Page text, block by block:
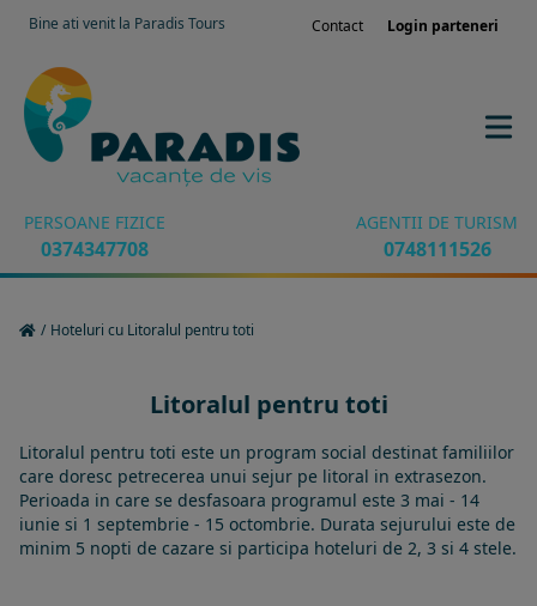
Bine ati venit la Paradis Tours Contact Login parteneri
PERSOANE FIZICE
0374347708
AGENTII DE TURISM
0748111526
/ Hoteluri cu Litoralul pentru toti
Litoralul pentru toti
Litoralul pentru toti este un program social destinat familiilor
care doresc petrecerea unui sejur pe litoral in extrasezon.
Perioada in care se desfasoara programul este 3 mai - 14
iunie si 1 septembrie - 15 octombrie. Durata sejurului este de
minim 5 nopti de cazare si participa hoteluri de 2, 3 si 4 stele.